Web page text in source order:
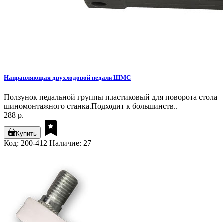
Направляющая двухходовой педали ШМС
Ползунок педальной группы пластиковый для поворота стола
шиномонтажного станка.Подходит к большинств..
288 р.
Купить
Код: 200-412 Наличие: 27